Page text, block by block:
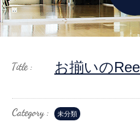
お揃いの
未分類